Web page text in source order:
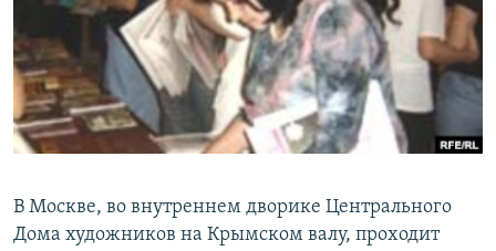
РАСПИСАНИЕ ВЕЩАНИЯ
ПОДПИШИТЕСЬ НА РАССЫЛКУ
СОЦИАЛЬНЫЕ СЕТИ
В Москве, во внутреннем дворике Центрального
Дома художников на Крымском валу, проходит